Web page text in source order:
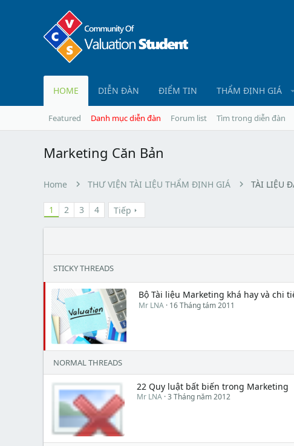
HOME DIỄN ĐÀN ĐIỂM TIN THẨM ĐỊNH GIÁ
Featured Danh mục diễn đàn Forum list Tìm trong diễn đàn
Marketing Căn Bản
Home THƯ VIỆN TÀI LIỆU THẨM ĐỊNH GIÁ TÀI LIỆU
1 2 3 4 Tiếp
STICKY THREADS
Bộ Tài liệu Marketing khá hay và chi
Mr LNA 16 Tháng tám 2011
NORMAL THREADS
22 Quy luật bất biến trong Marketing
Mr LNA 3 Tháng năm 2012